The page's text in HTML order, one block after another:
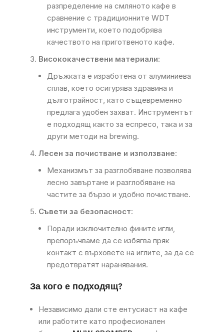
разпределение на смляното кафе в
сравнение с традиционните WDT
инструменти, което подобрява
качеството на приготвеното кафе.
Висококачествени материали:
Дръжката е изработена от алуминиева
сплав, което осигурява здравина и
дълготрайност, като същевременно
предлага удобен захват. Инструментът
е подходящ както за еспресо, така и за
други методи на brewing.
Лесен за почистване и използване:
Механизмът за разглобяване позволява
лесно завъртане и разглобяване на
частите за бързо и удобно почистване.
Съвети за безопасност:
Поради изключително фините игли,
препоръчваме да се избягва пряк
контакт с върховете на иглите, за да се
предотвратят наранявания.
За кого е подходящ?
Независимо дали сте ентусиаст на кафе
или работите като професионален